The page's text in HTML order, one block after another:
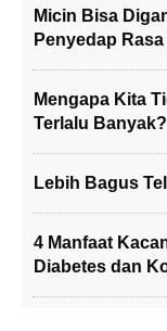
Micin Bisa
Penyedap
Mengapa Kita
Terlalu Banyak?
Lebih Bagus
4 Manfaat
Diabetes dan